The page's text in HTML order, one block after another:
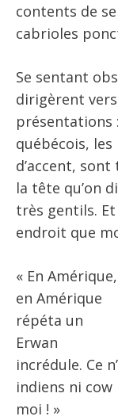
contents de
cabrioles
Se sentant
dirigèrent
présentations
québécois,
d’accent,
la tête qu’on
très gentils.
endroit que
« En Amérique,
en Amérique
répéta un
Erwan
incrédule. Ce
indiens ni
moi ! »